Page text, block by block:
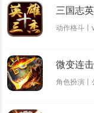
三国志
动作格斗丨
微变连击
角色扮演丨